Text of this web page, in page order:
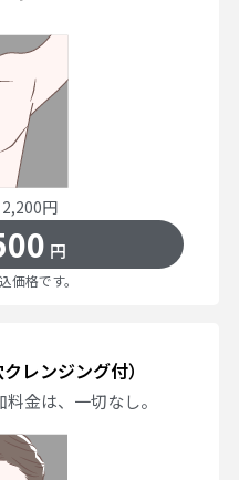
円
円
価格です。
クレンジング付）
金は、一切なし。